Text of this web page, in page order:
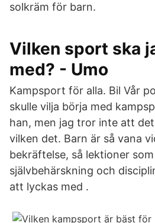
solkräm för barn.
Vilken sport ska
med? - Umo
Kampsport för alla. Bil Vår
skulle vilja börja med
han, men jag tror inte att
vilken det. Barn är så vana
bekräftelse, så lektioner
självbehärskning och
att lyckas med .